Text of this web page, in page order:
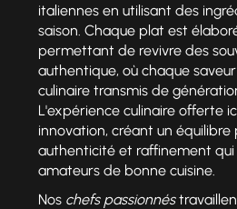
italiennes en utilisant des
saison. Chaque plat est
permettant de revivre des
authentique, où chaque
culinaire transmis de
L'expérience culinaire offerte
innovation, créant un
authenticité et raffinement qui
amateurs de bonne cuisine.
Nos chefs passionnés